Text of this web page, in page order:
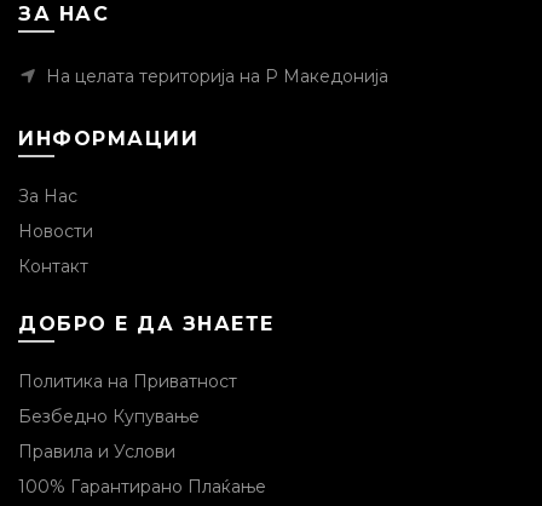
ЗА НАС
На целата територија на Р Македонија
ИНФОРМАЦИИ
За Нас
Новости
Контакт
ДОБРО Е ДА ЗНАЕТЕ
Политика на Приватност
Безбедно Купување
Правила и Услови
100% Гарантирано Плаќање